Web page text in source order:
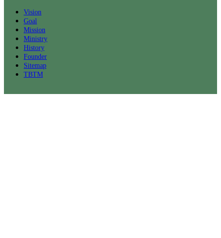
Vision
Goal
Mission
Ministry
History
Founder
Sitemap
TBTM